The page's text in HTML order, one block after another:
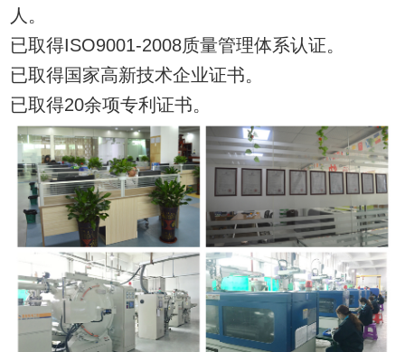
人。
已取得ISO9001-2008质量管理体系认证。
已取得国家高新技术企业证书。
已取得20余项专利证书。